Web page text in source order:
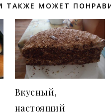
ТАКЖЕ МОЖЕТ
Вкусный,
настоящий